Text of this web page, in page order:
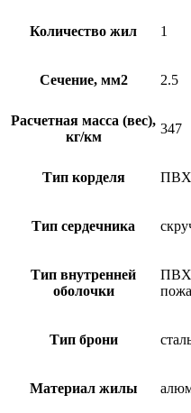
Количество жил 1
Сечение, мм2 2.5
Расчетная масса (вес),
кг/км
347
Тип корделя ПВХ
Тип сердечника
Тип внутренней
оболочки
ПВХ
Тип брони
Материал жилы